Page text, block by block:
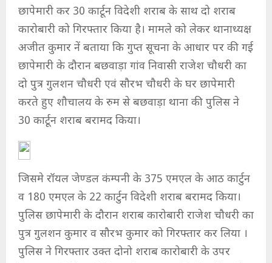
छापेमारी कर 30 कार्टून विदेशी शराब के साथ दो शराब
कारोबारी को गिरफ्तार किया है। मामले को लेकर थानाध्यक्ष
अजीत कुमार नें बताया कि गुप्त सूचना के आधार पर की गई
छापेमारी के दौरान बछवाड़ा गांव निवासी राजेश चौधरी का
दो पुत्र गुलशन चौधरी एवं सौरभ चौधरी के घर छापेमारी
करते हुए शौचालय के रुम से बछवाड़ा थाना की पुलिस ने
30 कार्टून शराब बरामद किया।
जिसमे रॉयल जेण्डल कंम्पनी के 375 एमएल के आठ कार्टुन
व 180 एमएल के 22 कार्टुन विदेशी शराब बरामद किया।
पुलिस छापेमारी के दौरान शराब कारोबारी राजेश चौधरी का
पुत्र गुलशन कुमार व सौरभ कुमार को गिरफ्तार कर लिया ।
पुलिस ने गिरफ्तार उक्त दोनो शराब कारोबारी के उपर